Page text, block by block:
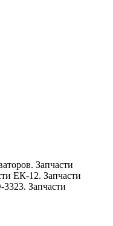
Запчасти
ЕК-12. Запчасти
Запчасти